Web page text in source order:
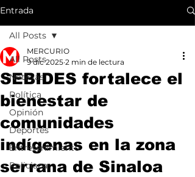
Entrada
All Posts
Noticias
Política
Opinión
Deportes
Entretenimiento
Policiaca
All Posts
SEBIDES fortalece el
bienestar de
comunidades
indígenas en la zona
serrana de Sinaloa
MERCURIO
9 dic 2025 2 min de lectura